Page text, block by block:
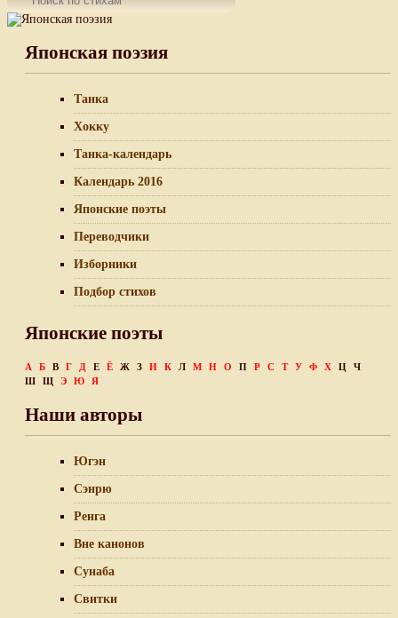
Японская поэзия
Танка
Хокку
Танка-календарь
Календарь 2016
Японские поэты
Переводчики
Изборники
Подбор стихов
Японские поэты
А Б В Г Д Е Ё Ж З И К Л М Н О П Р С Т У Ф Х Ц
Ч
Ш
Щ Э Ю Я
Наши авторы
Югэн
Сэнрю
Ренга
Вне канонов
Сунаба
Свитки